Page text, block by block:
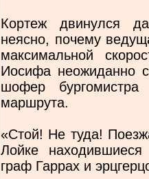
Кортеж двинулся
неясно, почему
максимальной
Иосифа неожиданно
шофер
маршрута.
«Стой! Не туда!
Лойке
граф Гаррах и